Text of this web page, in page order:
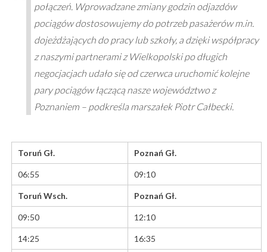
połączeń. Wprowadzane zmiany godzin odjazdów
pociągów dostosowujemy do potrzeb pasażerów m.in.
dojeżdżających do pracy lub szkoły, a dzięki współpracy
z naszymi partnerami z Wielkopolski po długich
negocjacjach udało się od czerwca uruchomić kolejne
pary pociągów łączącą nasze województwo z
Poznaniem – podkreśla marszałek Piotr Całbecki.
Toruń Gł. Poznań Gł.
06:55 09:10
Toruń Wsch. Poznań Gł.
09:50 12:10
14:25 16:35